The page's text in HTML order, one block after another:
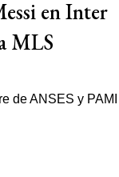
en Inter
MLS